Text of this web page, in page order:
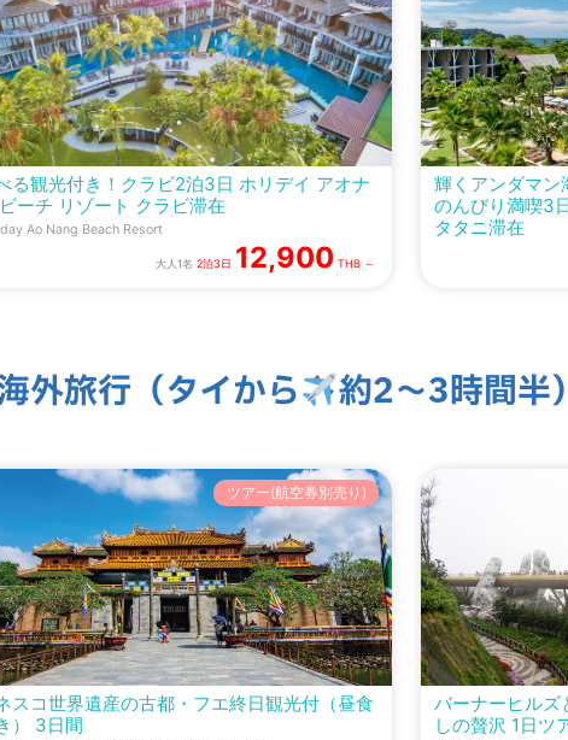
る観光付き！クラビ2泊3日 ホリデイ アオナ
ーチ リゾート クラビ滞在
Ao Nang Beach Resort
大人1名 2泊3日 12,900 THB ～
輝くアンダマン
のんびり満喫3
タタニ滞在
外旅行（タイから 約2～3時間半）
スコ世界遺産の古都・フエ終日観光付（昼食
） 3日間
ツアー(航空券別売り)
バーナーヒルズ
しの贅沢 1日ツ